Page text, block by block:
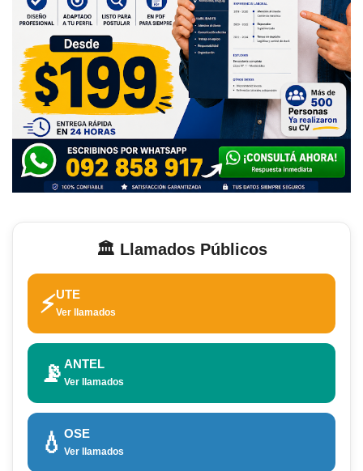
🏛️ Llamados Públicos
⚡UTE
Ver llamados
📡 ANTEL
Ver llamados
💧 OSE
Ver llamados